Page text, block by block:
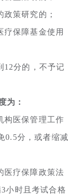
政策研究的；
疗保障基金使用
12分的，不予记
为：
构医保管理工作
0.5分，或者缩减
医疗保障政策法
小时且考试合格